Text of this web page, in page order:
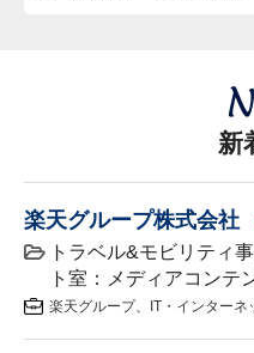
新
楽天グループ株式会社
トラベル&モビリティ
ト室：メディアコンテ
楽天グループ IT・インターネ